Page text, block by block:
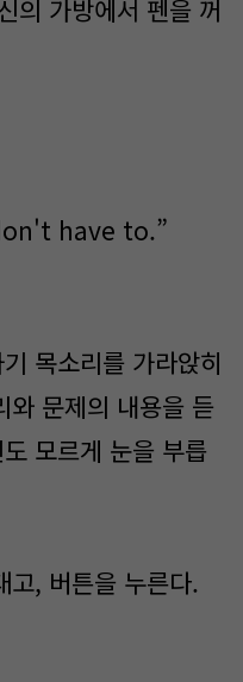
의 가방에서 펜을 꺼
have to.”
목소리를 가라앉히
와 문제의 내용을 듣
모르게 눈을 부릅
고, 버튼을 누른다.